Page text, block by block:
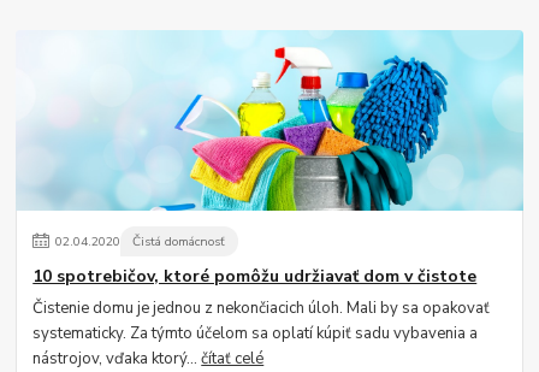
02.04.2020 Čistá domácnosť
10 spotrebičov, ktoré pomôžu udržiavať dom v čistote
Čistenie domu je jednou z nekončiacich úloh. Mali by sa opakovať
systematicky. Za týmto účelom sa oplatí kúpiť sadu vybavenia a
nástrojov, vďaka ktorý...čítať celé